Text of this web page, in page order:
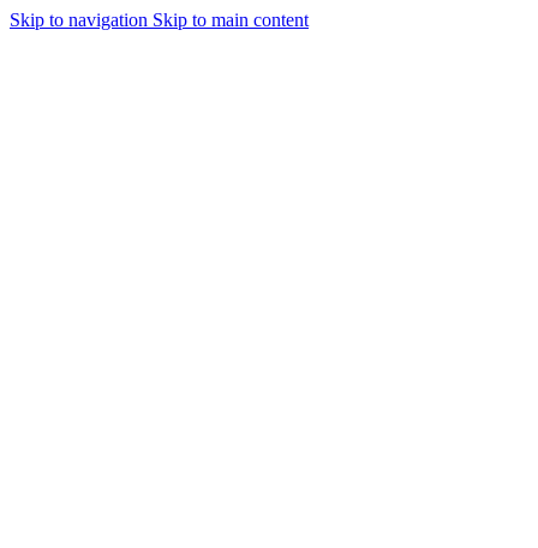
Skip to navigation Skip to main content